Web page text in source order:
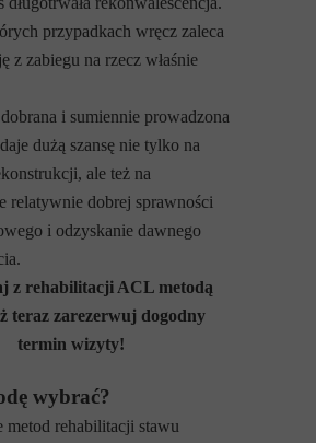
przypadkach wręcz zaleca
z zabiegu na rzecz właśnie
i sumiennie prowadzona
dużą szansę nie tylko na
ale też na
relatywnie dobrej sprawności
i odzyskanie dawnego
z rehabilitacji ACL metodą
teraz zarezerwuj dogodny
termin wizyty!
wybrać?
metod rehabilitacji stawu